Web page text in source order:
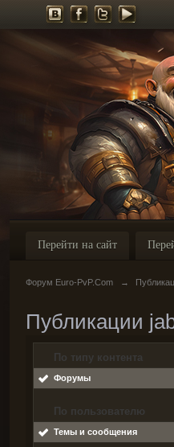
Перейти на сайт
Форум Euro-PvP.Com →
Публикации
По типу контента
Форумы
По пользователю
Темы и сообщения